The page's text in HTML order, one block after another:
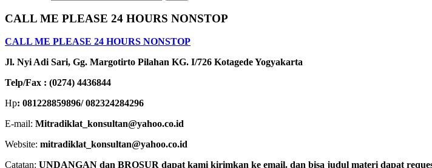
CALL ME PLEASE 24 HOURS NONSTOP
CALL ME PLEASE 24 HOURS NONSTOP
Jl. Nyi Adi Sari, Gg. Margotirto Pilahan KG. I/726 Kotagede Yogyakarta
Telp/Fax : (0274) 4436844
Hp: 081228859896/ 082324284296
E-mail: Mitradiklat_konsultan@yahoo.co.id
Website: mitradiklat_konsultan@yahoo.co.id
Catatan: UNDANGAN dan BROSUR dapat kami kirimkan ke email. dan bisa judul materi dapat